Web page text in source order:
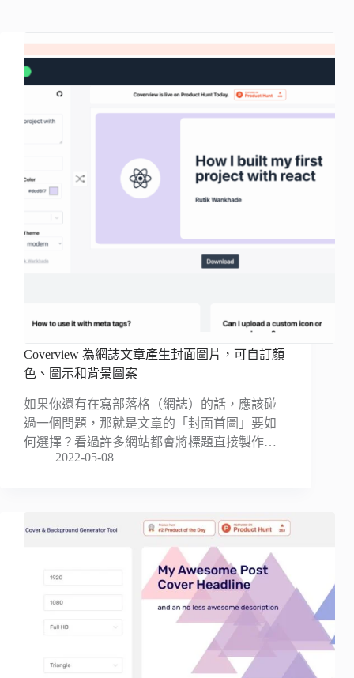
Coverview 為網誌文章產生封面圖片，可自訂顏
色、圖示和背景圖案
如果你還有在寫部落格（網誌）的話，應該碰
過一個問題，那就是文章的「封面首圖」要如
何選擇？看過許多網站都會將標題直接製作…
2022-05-08